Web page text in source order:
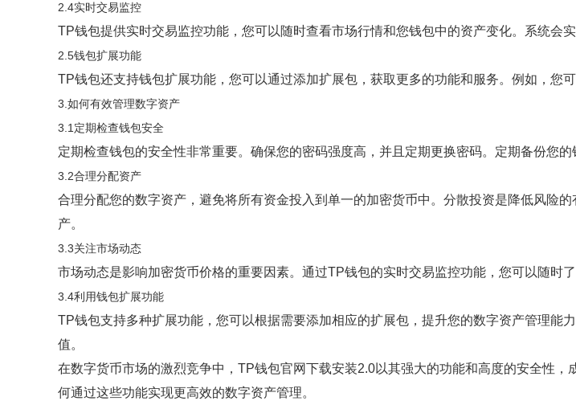
2.4实时交易监控
TP钱包提供实时交易监控功能，您可以随时查看市场行情和您钱包中的资产变化。系统会
2.5钱包扩展功能
TP钱包还支持钱包扩展功能，您可以通过添加扩展包，获取更多的功能和服务。例如，您
3.如何有效管理数字资产
3.1定期检查钱包安全
定期检查钱包的安全性非常重要。确保您的密码强度高，并且定期更换密码。定期备份您
3.2合理分配资产
合理分配您的数字资产，避免将所有资金投入到单一的加密货币中。分散投资是降低风险
产。
3.3关注市场动态
市场动态是影响加密货币价格的重要因素。通过TP钱包的实时交易监控功能，您可以随时
3.4利用钱包扩展功能
TP钱包支持多种扩展功能，您可以根据需要添加相应的扩展包，提升您的数字资产管理能
值。
在数字货币市场的激烈竞争中，TP钱包官网下载安装2.0以其强大的功能和高度的安全性
何通过这些功能实现更高效的数字资产管理。